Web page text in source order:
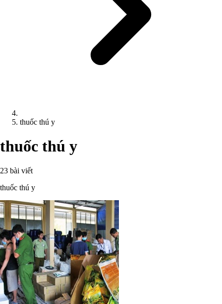
thuốc thú y
thuốc thú y
23 bài viết
thuốc thú y